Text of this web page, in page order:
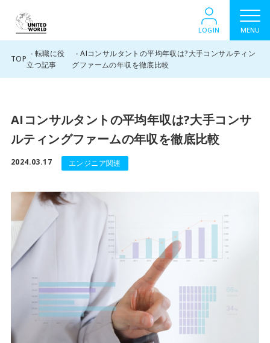
LOGIN MENU
TOP
転職に役
立つ記事
AIコンサルタントの平均年収は?大手コンサルティン
グファームの年収を徹底比較
AIコンサルタントの平均年収は?大手コンサ
ルティングファームの年収を徹底比較
2024.03.17 エンジニア関連